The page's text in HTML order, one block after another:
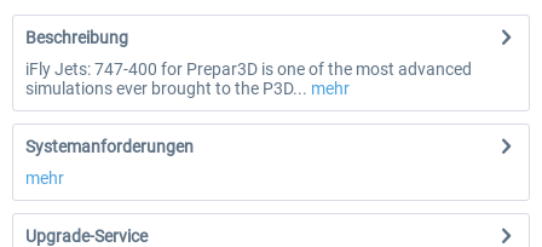
Beschreibung
iFly Jets: 747-400 for Prepar3D is one of the most advanced
simulations ever brought to the P3D... mehr
Systemanforderungen
mehr
Upgrade-Service